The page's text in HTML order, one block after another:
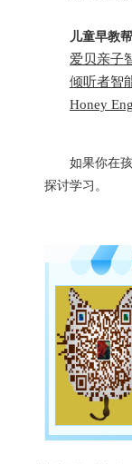
儿童早教
爱贝亲子
倾听者智
Honey
如果你在
探讨学习。